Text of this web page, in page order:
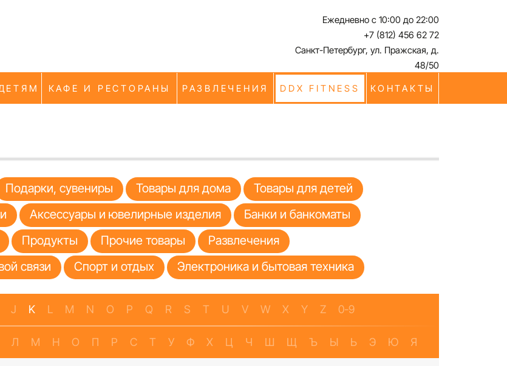
Ежедневно с 10:00 до 22:00
+7 (812) 456 62 72
Санкт-Петербург, ул. Пражская, д.
48/50
КАФЕ И РЕСТОРАНЫ РАЗВЛЕЧЕНИЯ DDX FITNESS КОНТАКТЫ
Подарки, сувениры Товары для дома
Товары для детей
Аксессуары и ювелирные изделия
Банки и банкоматы
Продукты Прочие товары
Развлечения
связи Спорт и отдых Электроника и бытовая техника
J K L M N O P Q R S T U V W X Y Z 0-9
Л М Н О П Р С Т У Ф Х Ц Ч Ш Щ Ъ Ы Ь Э Ю Я